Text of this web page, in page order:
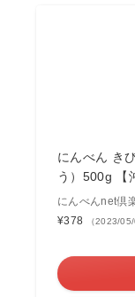
にんべん き
う）500g 【
にんべんnet倶
¥378
（2023/